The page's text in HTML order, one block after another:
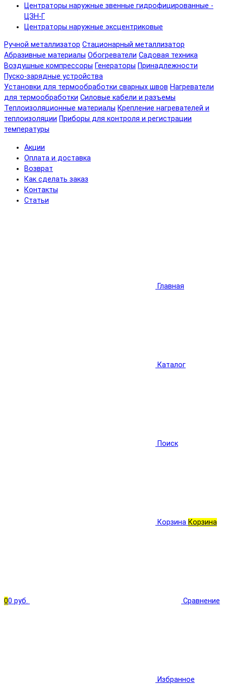
Центраторы наружные звенные гидрофицированные -
ЦЗН-Г
Центраторы наружные эксцентриковые
Ручной металлизатор Стационарный металлизатор
Абразивные материалы Обогреватели Садовая техника
Воздушные компрессоры Генераторы Принадлежности
Пуско-зарядные устройства
Установки для термообработки сварных швов Нагреватели
для термообработки Силовые кабели и разъемы
Теплоизоляционные материалы Крепление нагревателей и
теплоизоляции Приборы для контроля и регистрации
температуры
Акции
Оплата и доставка
Возврат
Как сделать заказ
Контакты
Статьи
Главная
Каталог
Поиск
Корзина Корзина
00 руб. Сравнение
Избранное